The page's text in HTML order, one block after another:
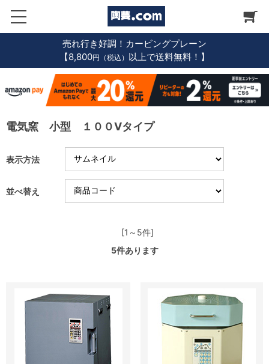
売れ行き好調！カービングプレーン
【8,800円（税込） 以上で送料無料！】
電気窯 小型 １００Vタイプ
表示方法
並べ替え
[1～5件]
5件あります